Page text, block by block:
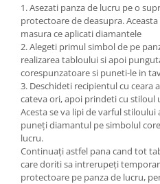
1. Asezati panza de lucru pe o
protectoare de deasupra.
masura ce aplicati diamantele
2. Alegeti primul simbol de pe
realizarea tabloului si apoi
corespunzatoare si puneti-le in
3. Deschideti recipientul cu ceara
cateva ori, apoi prindeti cu
Acesta se va lipi de varful
puneți diamantul pe simbolul
lucru.
Continuați astfel pana cand tot
care doriti sa intrerupeți
protectoare pe panza de lucru,